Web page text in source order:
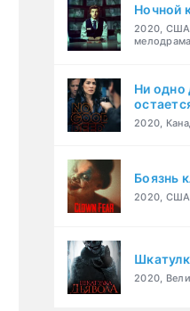
Ночной
2020,
Ни одно
2020,
Боязнь
2020,
2020,